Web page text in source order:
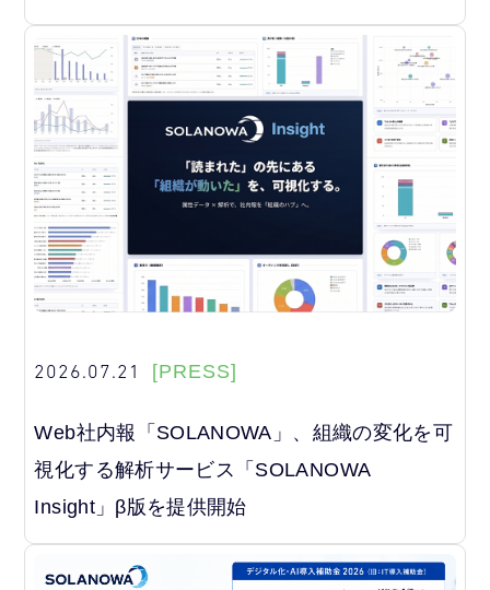
2026.07.21 [PRESS]
Web社内報「SOLANOWA」、組織の変化を可
視化する解析サービス「SOLANOWA
Insight」β版を提供開始